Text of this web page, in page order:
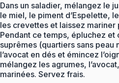
Dans un saladier, mélangez le
le miel, le piment d’Espelette,
les crevettes et laissez mariner
Pendant ce temps, épluchez et
suprêmes (quartiers sans peau
l’avocat en dés et émincez
mélangez les agrumes,
marinées. Servez frais.